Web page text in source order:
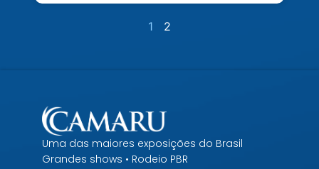
1 2
Uma das maiores exposições do Brasil
Grandes shows • Rodeio PBR